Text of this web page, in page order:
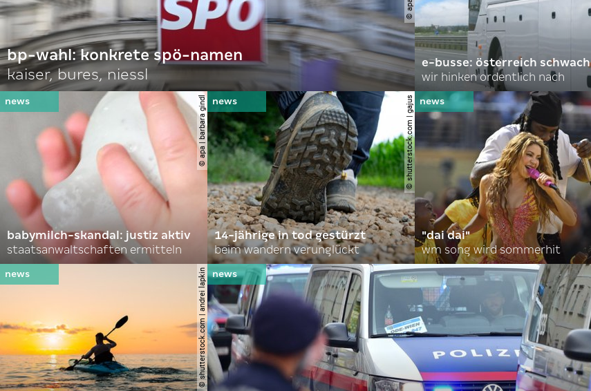
bp-wahl: konkrete spö-namen
kaiser, bures, niessl
e-busse: österreich schwach
wir hinken ordentlich nach
© apa | barbara gindl
babymilch-skandal: justiz aktiv
staatsanwaltschaften ermitteln
© shutterstock.com | gajus
14-jährige in tod gestürzt
beim wandern verunglückt
"dai dai"
wm song wird sommerhit
© shutterstock.com | andrei lapkin